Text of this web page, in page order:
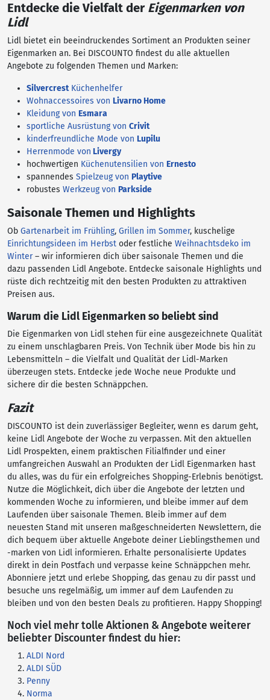
Entdecke die Vielfalt der Eigenmarken von
Lidl
Lidl bietet ein beeindruckendes Sortiment an Produkten seiner
Eigenmarken an. Bei DISCOUNTO findest du alle aktuellen
Angebote zu folgenden Themen und Marken:
SilvercrestKüchenhelfer
Wohnaccessoires von Livarno Home
Kleidung von Esmara
sportliche Ausrüstung von Crivit
kinderfreundliche Mode von Lupilu
Herrenmode von Livergy
hochwertigen Küchenutensilien von Ernesto
spannendes Spielzeug von Playtive
robustes Werkzeug von Parkside
Saisonale Themen und Highlights
Ob Gartenarbeit im Frühling, Grillen im Sommer, kuschelige
Einrichtungsideen im Herbst oder festliche Weihnachtsdeko im
Winter– wir informieren dich über saisonale Themen und die
dazu passenden Lidl Angebote. Entdecke saisonale Highlights und
rüste dich rechtzeitig mit den besten Produkten zu attraktiven
Preisen aus.
Warum die Lidl Eigenmarken so beliebt sind
Die Eigenmarken von Lidl stehen für eine ausgezeichnete Qualität
zu einem unschlagbaren Preis. Von Technik über Mode bis hin zu
Lebensmitteln – die Vielfalt und Qualität der Lidl-Marken
überzeugen stets. Entdecke jede Woche neue Produkte und
sichere dir die besten Schnäppchen.
Fazit
DISCOUNTO ist dein zuverlässiger Begleiter, wenn es darum geht,
keine Lidl Angebote der Woche zu verpassen. Mit den aktuellen
Lidl Prospekten, einem praktischen Filialfinder und einer
umfangreichen Auswahl an Produkten der Lidl Eigenmarken hast
du alles, was du für ein erfolgreiches Shopping-Erlebnis benötigst.
Nutze die Möglichkeit, dich über die Angebote der letzten und
kommenden Woche zu informieren, und bleibe immer auf dem
Laufenden über saisonale Themen. Bleib immer auf dem
neuesten Stand mit unseren maßgeschneiderten Newslettern, die
dich bequem über aktuelle Angebote deiner Lieblingsthemen und
-marken von Lidl informieren. Erhalte personalisierte Updates
direkt in dein Postfach und verpasse keine Schnäppchen mehr.
Abonniere jetzt und erlebe Shopping, das genau zu dir passt und
besuche uns regelmäßig, um immer auf dem Laufenden zu
bleiben und von den besten Deals zu profitieren. Happy Shopping!
Noch viel mehr tolle Aktionen & Angebote weiterer
beliebter Discounter findest du hier:
ALDI Nord
ALDI SÜD
Penny
Norma